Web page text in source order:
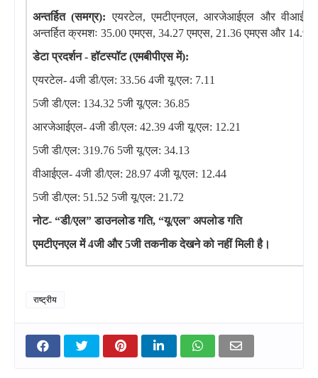
अन्तर्हित (समग्र): एयरटेल, एमटीएनएल, आरजेआईएल और वीआईएल
अन्तर्हित क्रमशः 35.00 एमएस, 34.27 एमएस, 21.36 एमएस और 14.91
डेटा प्रदर्शन - हॉटस्पॉट (एमबीपीएस में):
एयरटेल- 4जी डी/एल: 33.56 4जी यू/एल: 7.11
5जी डी/एल: 134.32 5जी यू/एल: 36.85
आरजेआईएल- 4जी डी/एल: 42.39 4जी यू/एल: 12.21
5जी डी/एल: 319.76 5जी यू/एल: 34.13
वीआईएल- 4जी डी/एल: 28.97 4जी यू/एल: 12.44
5जी डी/एल: 51.52 5जी यू/एल: 21.72
नोट- “डी/एल”डाउनलोड गति, “यू/एल” अपलोड गति
एमटीएनएल में4जी और 5जी तकनीक देखने को नहीं मिली है।
राष्ट्रीय